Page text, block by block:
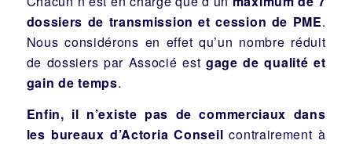
dossiers de transmission et cession de PME.
Nous considérons en effet qu’un nombre réduit
de dossiers par Associé est gage de qualité et
gain de temps.
Enfin, il n’existe pas de commerciaux dans
les bureaux d’ActoriaConseil contrairement à